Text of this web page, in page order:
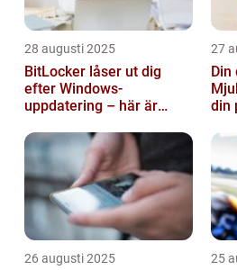
28 augusti 2025
BitLocker låser ut dig
efter Windows-
uppdatering – här är
27
Din
din
26 augusti 2025 25